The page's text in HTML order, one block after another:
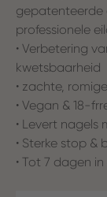
gepatenteerde
professionele
• Verbetering
kwetsbaarheid
• zachte,
• Vegan & 18-
• Levert nagels
• Sterke stop &
• Tot 7 dagen